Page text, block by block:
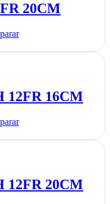
20CM
12FR 16CM
12FR 20CM